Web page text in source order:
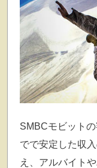
SMBCモビット
でで安定した収
え、アルバイト